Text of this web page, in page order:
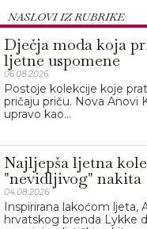
NASLOVI IZ RUBRIKE
Dječja moda koja
ljetne uspomene
06.08.2026.
Postoje kolekcije koje
pričaju priču. Nova Anovi
upravo kao...
Najljepša ljetna
"nevidljivog" nakita
04.08.2026.
Inspirirana lakoćom ljeta,
hrvatskog brenda Lykke